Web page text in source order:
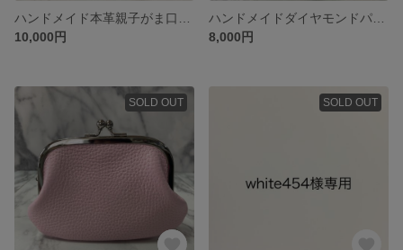
10,000円
8,000円
SOLD OUT SOLD OUT